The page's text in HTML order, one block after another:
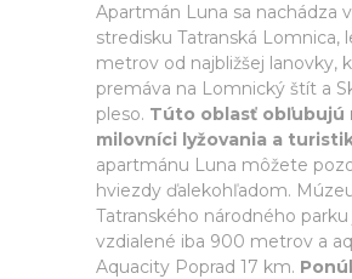
Apartmán Luna sa nachádza
stredisku Tatranská Lomnica,
metrov od najbližšej lanovky,
premáva na Lomnický štít a
pleso. Túto oblasť obľubujú
milovníci lyžovania a
apartmánu Luna môžete
hviezdy ďalekohľadom.
Tatranského národného parku
vzdialené iba 900 metrov a
Aquacity Poprad 17 km.